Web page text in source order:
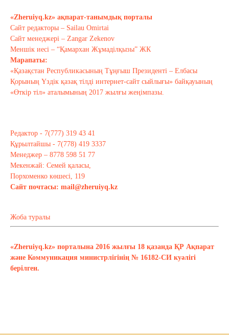
Тағы оқу
«Zheruiyq.kz» ақпарат-танымдық порталы
Сайт редакторы – Sailau Omirtai
Сайт менеджері – Zangar Zekenov
Меншік иесі – “Қамархан Жұмаділқызы” ЖК
Марапаты:
«Қазақстан Республикасының Тұңғыш Президенті – Елбасы
Қорының Үздік қазақ тілді интернет-сайт сыйлығы» байқауының
«Өткір тіл» аталымының 2017 жылғы жеңімпазы.
Редактор - 7(777) 319 43 41
Құрылтайшы - 7(778) 419 3337
Менеджер – 8778 598 51 77
Мекенжай: Семей қаласы,
Порхоменко көшесі, 119
Сайт почтасы: mail@zheruiyq.kz
Жоба туралы
«Zheruiyq.kz» порталына 2016 жылғы 18 қазанда ҚР Ақпарат
және Коммуникация министрлігінің № 16182-СИ куәлігі
берілген.